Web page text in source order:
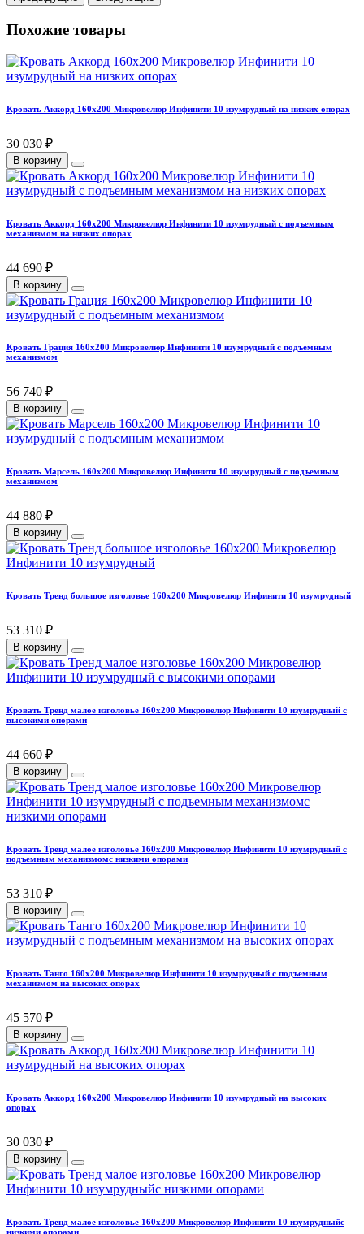
Похожие товары
Кровать Аккорд 160х200 Микровелюр Инфинити 10 изумрудный на низких опорах
30 030 ₽
В корзину
Кровать Аккорд 160х200 Микровелюр Инфинити 10 изумрудный с подъемным
механизмом на низких опорах
44 690 ₽
В корзину
Кровать Грация 160х200 Микровелюр Инфинити 10 изумрудный с подъемным
механизмом
56 740 ₽
В корзину
Кровать Марсель 160х200 Микровелюр Инфинити 10 изумрудный с подъемным
механизмом
44 880 ₽
В корзину
Кровать Тренд большое изголовье 160х200 Микровелюр Инфинити 10 изумрудный
53 310 ₽
В корзину
Кровать Тренд малое изголовье 160х200 Микровелюр Инфинити 10 изумрудный с
высокими опорами
44 660 ₽
В корзину
Кровать Тренд малое изголовье 160х200 Микровелюр Инфинити 10 изумрудный с
подъемным механизмомс низкими опорами
53 310 ₽
В корзину
Кровать Танго 160х200 Микровелюр Инфинити 10 изумрудный с подъемным
механизмом на высоких опорах
45 570 ₽
В корзину
Кровать Аккорд 160х200 Микровелюр Инфинити 10 изумрудный на высоких
опорах
30 030 ₽
В корзину
Кровать Тренд малое изголовье 160х200 Микровелюр Инфинити 10 изумрудныйс
низкими опорами